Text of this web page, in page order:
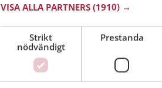
VISA ALLA PARTNERS (1910) →
Strikt
nödvändigt
Prestanda